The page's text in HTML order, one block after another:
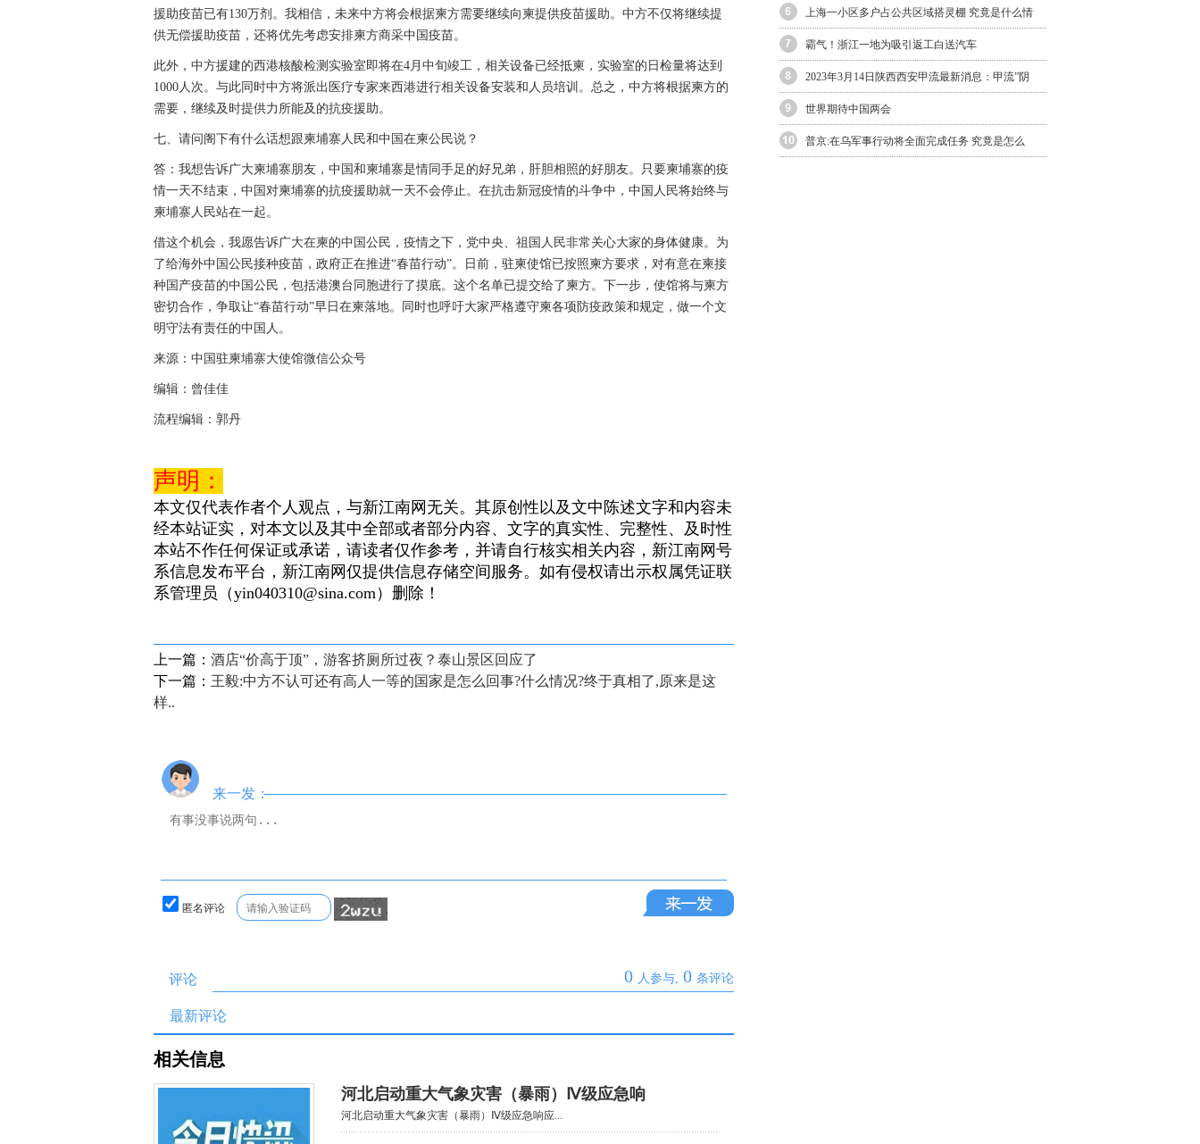
援助疫苗已有130万剂。我相信，未来中方将会根据柬方需要继续向柬提供疫苗援助。中方不仅将继续提
供无偿援助疫苗，还将优先考虑安排柬方商采中国疫苗。
此外，中方援建的西港核酸检测实验室即将在4月中旬竣工，相关设备已经抵柬，实验室的日检量将达到
1000人次。与此同时中方将派出医疗专家来西港进行相关设备安装和人员培训。总之，中方将根据柬方的
需要，继续及时提供力所能及的抗疫援助。
七、请问阁下有什么话想跟柬埔寨人民和中国在柬公民说？
答：我想告诉广大柬埔寨朋友，中国和柬埔寨是情同手足的好兄弟，肝胆相照的好朋友。只要柬埔寨的疫
情一天不结束，中国对柬埔寨的抗疫援助就一天不会停止。在抗击新冠疫情的斗争中，中国人民将始终与
柬埔寨人民站在一起。
借这个机会，我愿告诉广大在柬的中国公民，疫情之下，党中央、祖国人民非常关心大家的身体健康。为
了给海外中国公民接种疫苗，政府正在推进“春苗行动”。日前，驻柬使馆已按照柬方要求，对有意在柬接
种国产疫苗的中国公民，包括港澳台同胞进行了摸底。这个名单已提交给了柬方。下一步，使馆将与柬方
密切合作，争取让“春苗行动”早日在柬落地。同时也呼吁大家严格遵守柬各项防疫政策和规定，做一个文
明守法有责任的中国人。
来源：中国驻柬埔寨大使馆微信公众号
编辑：曾佳佳
流程编辑：郭丹
声明：
本文仅代表作者个人观点，与新江南网无关。其原创性以及文中陈述文字和内容未
经本站证实，对本文以及其中全部或者部分内容、文字的真实性、完整性、及时性
本站不作任何保证或承诺，请读者仅作参考，并请自行核实相关内容，新江南网号
系信息发布平台，新江南网仅提供信息存储空间服务。如有侵权请出示权属凭证联
系管理员（yin040310@sina.com）删除！
上一篇： 酒店“价高于顶”，游客挤厕所过夜？泰山景区回应了
下一篇： 王毅:中方不认可还有高人一等的国家是怎么回事?什么情况?终于真相了,原来是这
样..
来一发：
匿名评论
评论 0 人参与, 0 条评论
最新评论
相关信息
河北启动重大气象灾害（暴雨）Ⅳ级应急响
河北启动重大气象灾害（暴雨）Ⅳ级应急响应...
上海一小区多户占公共区域搭灵棚 究竟是什么情
霸气！浙江一地为吸引返工白送汽车
2023年3月14日陕西西安甲流最新消息：甲流”阴
世界期待中国两会
普京:在乌军事行动将全面完成任务 究竟是怎么